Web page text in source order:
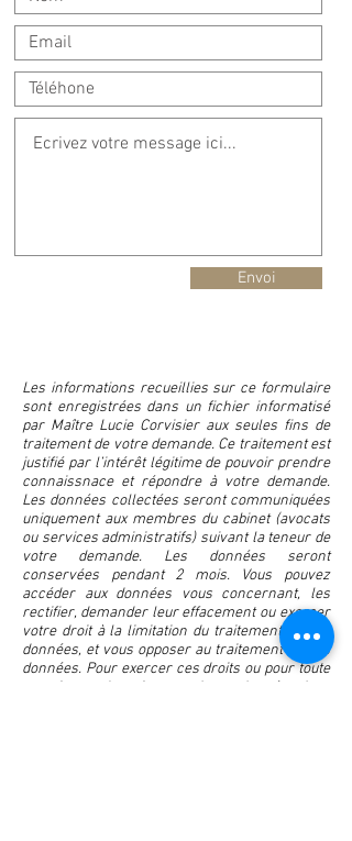
Envoi
Les informations recueillies sur ce formulaire
sont enregistrées dans un fichier informatisé
par Maître Lucie Corvisier aux seules fins de
traitement de votre demande. Ce traitement est
justifié par l’intérêt légitime de pouvoir prendre
connaissnace et répondre à votre demande.
Les données collectées seront communiquées
uniquement aux membres du cabinet (avocats
ou services administratifs) suivant la teneur de
votre demande. Les données seront
conservées pendant 2 mois. Vous pouvez
accéder aux données vous concernant, les
rectifier, demander leur effacement ou exercer
votre droit à la limitation du traitement de vos
données, et vous opposer au traitement de vos
données. Pour exercer ces droits ou pour toute
question sur le traitement de vos données dans